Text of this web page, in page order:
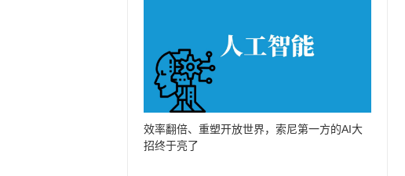
效率翻倍、重塑开放世界，索尼第一方的AI大
招终于亮了